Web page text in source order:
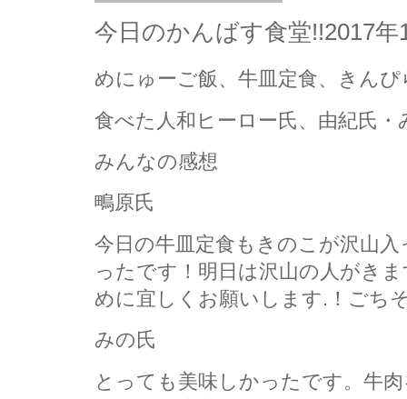
今日のかんばす食堂!!2017年
めにゅーご飯、牛皿定食、きん
食べた人和ヒーロー氏、由紀氏・
みんなの感想
鴫原氏
今日の牛皿定食もきのこが沢山
ったです！明日は沢山の人がき
めに宜しくお願いします.！ごち
みの氏
とっても美味しかったです。牛